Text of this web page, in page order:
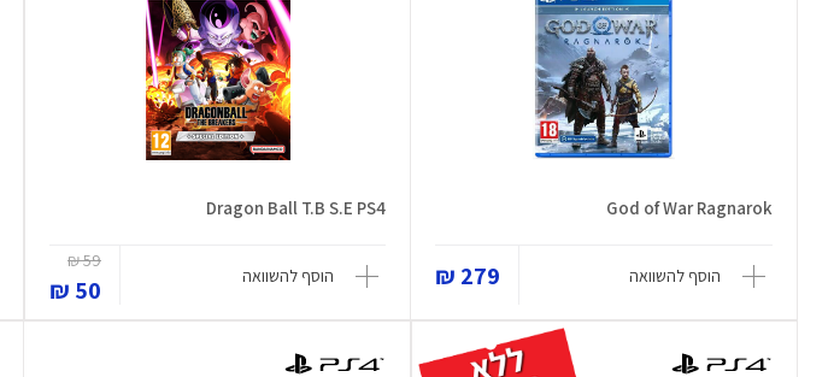
God of War Ragnarok
הוסף להשוואה 279 ₪
Dragon Ball T.B S.E PS4
הוסף להשוואה
59 ₪
50 ₪